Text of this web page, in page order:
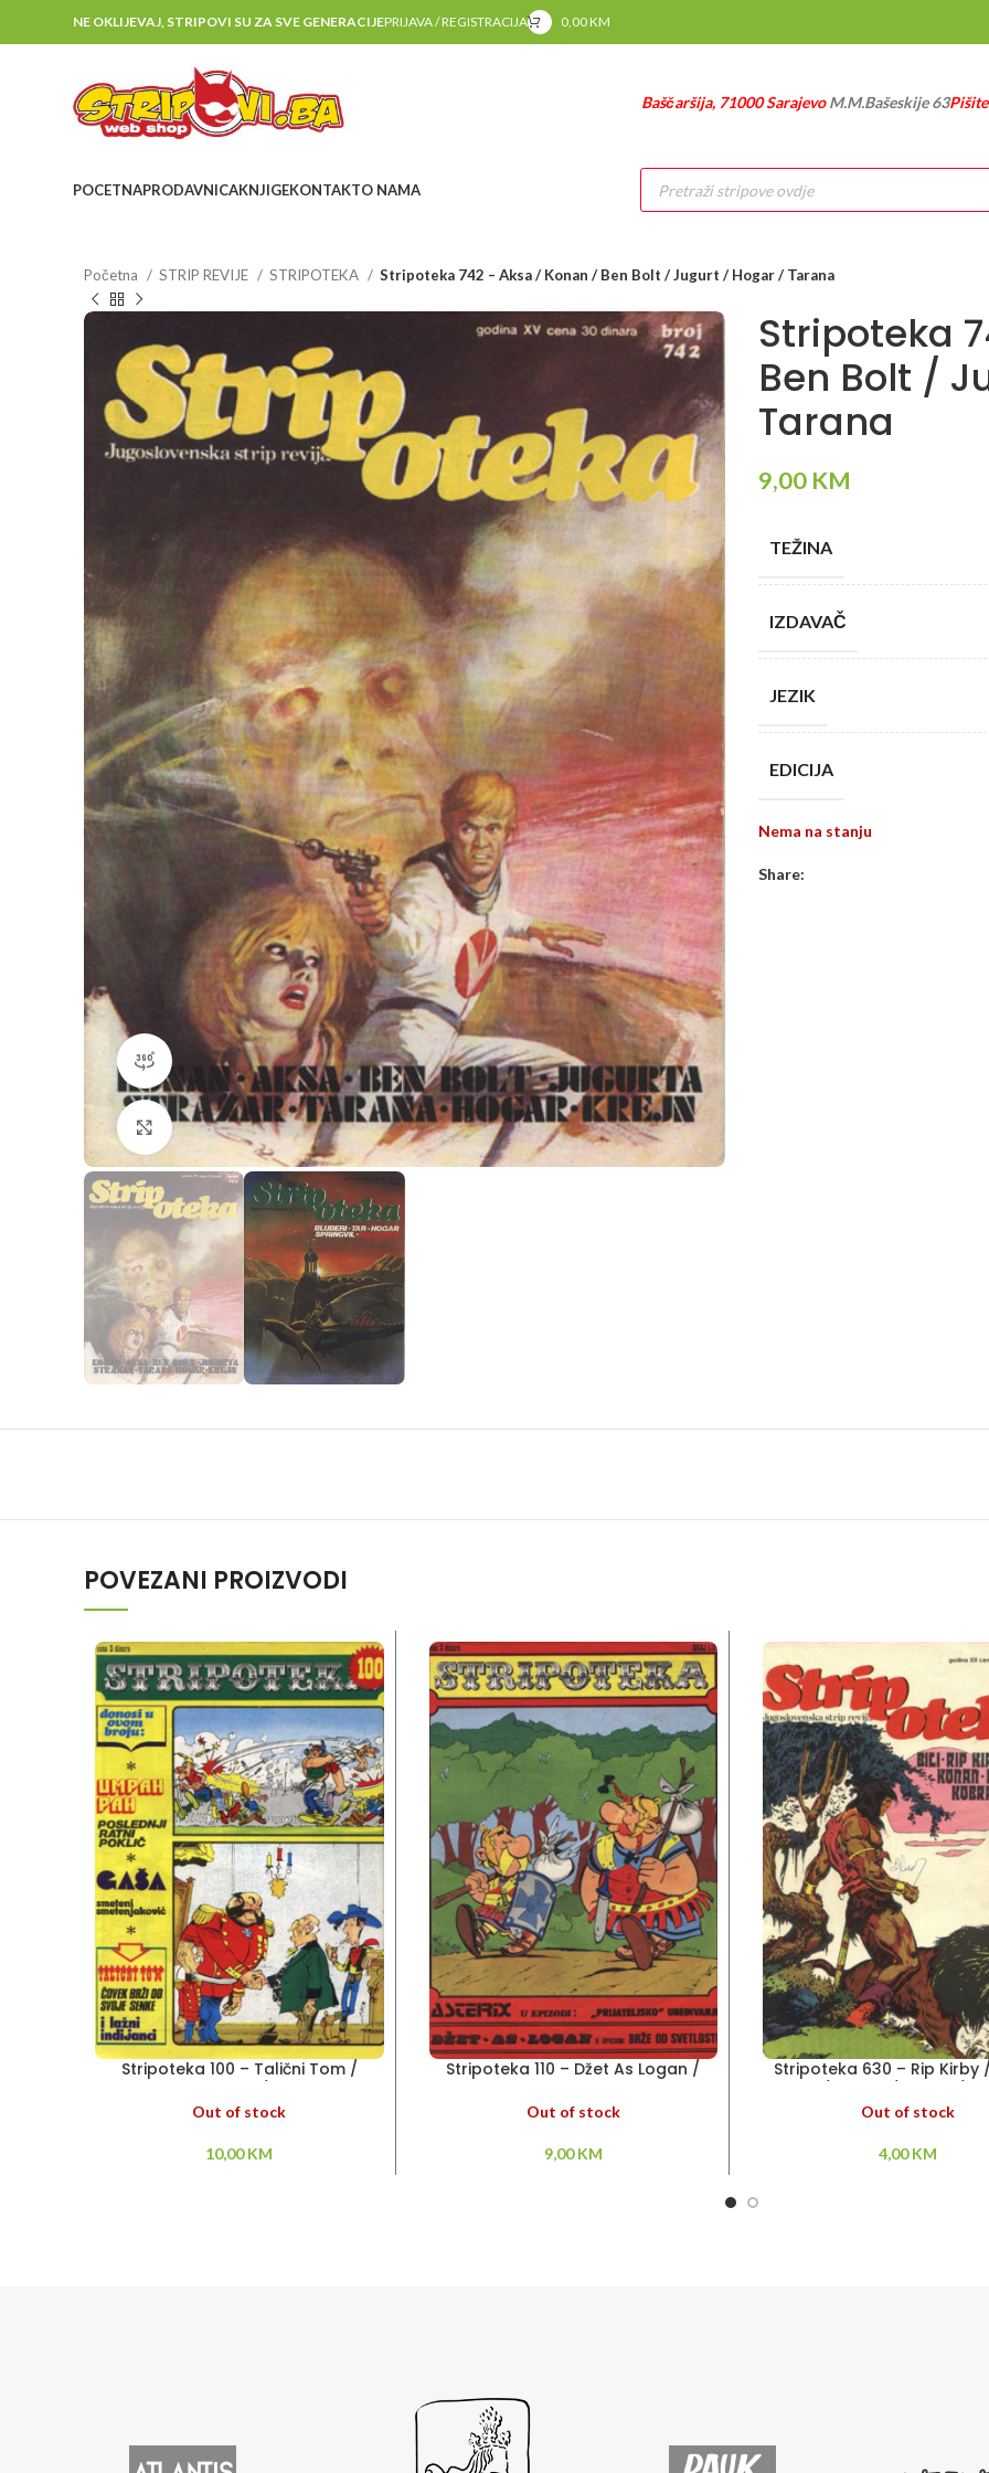
NE OKLIJEVAJ, STRIPOVI SU ZA SVE GENERACIJEPRIJAVA / REGISTRACIJA 0,00KM
Baščaršija, 71000 SarajevoM.M.Bašeskije 63
POCETNAPRODAVNICAKNJIGEKONTAKTO NAMA
Products
search
Početna STRIP REVIJE STRIPOTEKA Stripoteka 742 – Aksa / Konan / Ben Bolt / Jugurt / Hogar / Tarana
360 product view
Klikni da povečaš
Stripoteka
Ben Bolt /
Tarana
9,00 KM
TEŽINA
IZDAVAČ
JEZIK
EDICIJA
Nema na stanju
Share:
POVEZANI PROIZVODI
Stripoteka 100 – Talični Tom /
Out of stock
10,00KM
Stripoteka 110 – Džet As Logan /
Out of stock
9,00KM
Stripoteka 630 – Rip Kirby
Out of stock
4,00KM